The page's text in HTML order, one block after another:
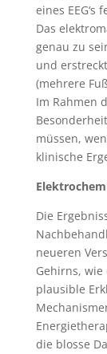
eines
Das
genau zu
und
(mehrere
Im Rahmen
müssen,
klinische
Die
neueren
Gehirns,
plausible
die blosse